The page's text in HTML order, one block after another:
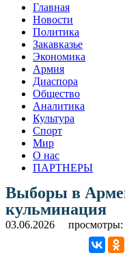
Главная
Новости
Политика
Закавказье
Экономика
Армия
Диаспора
Общество
Аналитика
Культура
Спорт
Мир
О нас
ПАРТНЕРЫ
Выборы в
кульминация
03.06.2026 просмотры: